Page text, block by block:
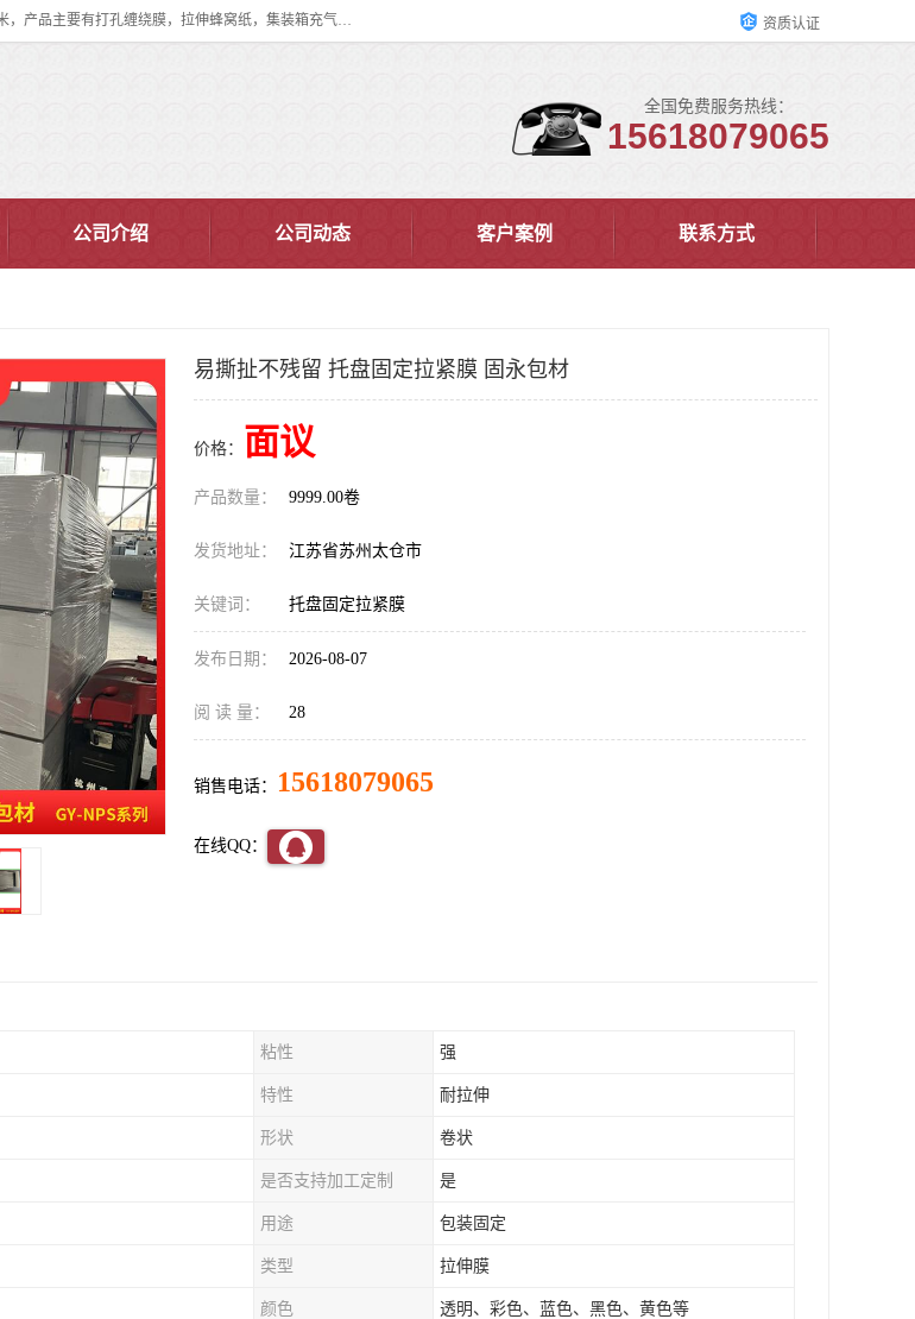
双忠包装材料（苏州）有限公司是上海双忠包装材料设立在苏州太仓的生产基地，占地约2万平米，产品主要有打孔缠绕膜，拉伸蜂窝纸，集装箱充气袋，滑托板，打包带，裹包网兜，防滑纸等箱体和托盘的运输和保护性包材。固永包材®，GooYon Pack®，是我们保护性包装材料的专属品牌。 资质认证
全国免费服务热线：
15618079065
公司介绍 公司动态 客户案例 联系方式
易撕扯不残留 托盘固定拉紧膜 固永包材
价格： 面议
产品数量： 9999.00卷
发货地址： 江苏省苏州太仓市
关键词： 托盘固定拉紧膜
发布日期： 2026-08-07
阅 读 量： 28
销售电话： 15618079065
在线QQ：
粘性 强
特性 耐拉伸
形状 卷状
是否支持加工定制 是
用途 包装固定
类型 拉伸膜
颜色 透明、彩色、蓝色、黑色、黄色等